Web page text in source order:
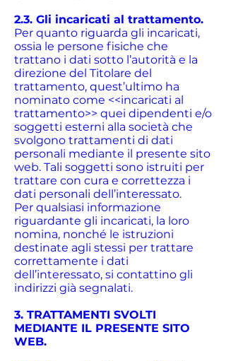
2.3. Gli incaricati al trattamento.
Per quanto riguarda gli incaricati,
ossia le persone fisiche che
trattano i dati sotto l’autorità e la
direzione del Titolare del
trattamento, quest’ultimo ha
nominato come <<incaricati al
trattamento>> quei dipendenti e/o
soggetti esterni alla società che
svolgono trattamenti di dati
personali mediante il presente sito
web. Tali soggetti sono istruiti per
trattare con cura e correttezza i
dati personali dell’interessato.
Per qualsiasi informazione
riguardante gli incaricati, la loro
nomina, nonché le istruzioni
destinate agli stessi per trattare
correttamente i dati
dell’interessato, si contattino gli
indirizzi già segnalati.
3. TRATTAMENTI SVOLTI
MEDIANTE IL PRESENTE SITO
WEB.